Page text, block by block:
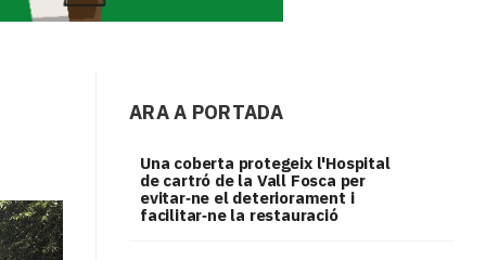
ARA A PORTADA
Una coberta protegeix l'Hospital
de cartró de la Vall Fosca per
evitar‑ne el deteriorament i
facilitar‑ne la restauració